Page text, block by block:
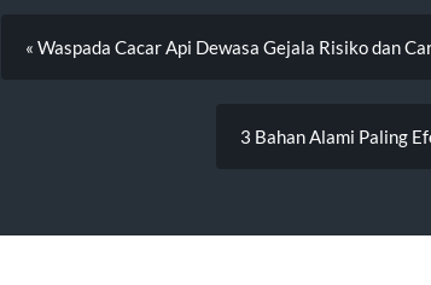
« Waspada Cacar Api Dewasa Gejala Risiko dan
3 Bahan Alami Paling